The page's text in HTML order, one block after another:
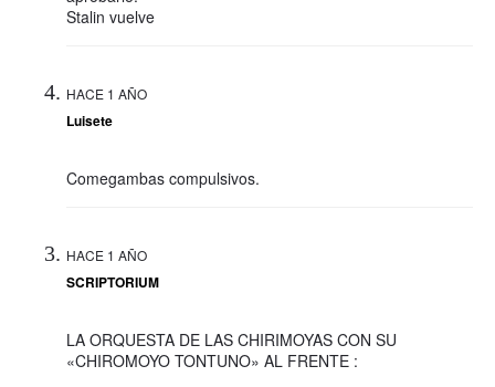
Stalin vuelve
HACE 1 AÑO
Luisete
Comegambas compulsivos.
HACE 1 AÑO
SCRIPTORIUM
LA ORQUESTA DE LAS CHIRIMOYAS CON SU
«CHIROMOYO TONTUNO» AL FRENTE :